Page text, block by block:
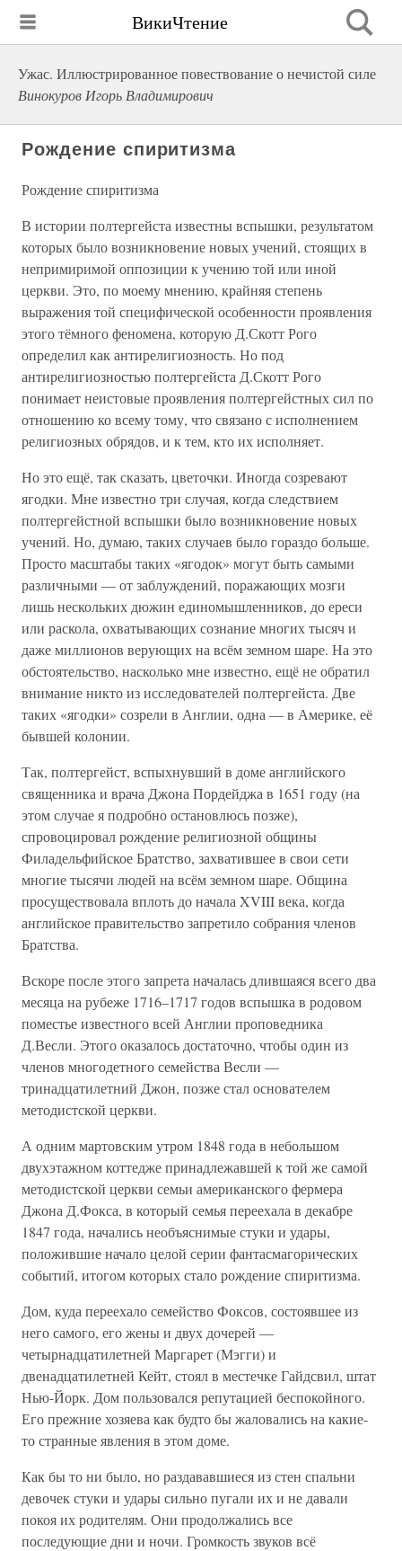
ВикиЧтение
Ужас. Иллюстрированное повествование о нечистой силе
Винокуров Игорь Владимирович
Рождение спиритизма
Рождение спиритизма
В истории полтергейста известны вспышки, результатом
которых было возникновение новых учений, стоящих в
непримиримой оппозиции к учению той или иной
церкви. Это, по моему мнению, крайняя степень
выражения той специфической особенности проявления
этого тёмного феномена, которую Д.Скотт Рого
определил как антирелигиозность. Но под
антирелигиозностью полтергейста Д.Скотт Рого
понимает неистовые проявления полтергейстных сил по
отношению ко всему тому, что связано с исполнением
религиозных обрядов, и к тем, кто их исполняет.
Но это ещё, так сказать, цветочки. Иногда созревают
ягодки. Мне известно три случая, когда следствием
полтергейстной вспышки было возникновение новых
учений. Но, думаю, таких случаев было гораздо больше.
Просто масштабы таких «ягодок» могут быть самыми
различными — от заблуждений, поражающих мозги
лишь нескольких дюжин единомышленников, до ереси
или раскола, охватывающих сознание многих тысяч и
даже миллионов верующих на всём земном шаре. На это
обстоятельство, насколько мне известно, ещё не обратил
внимание никто из исследователей полтергейста. Две
таких «ягодки» созрели в Англии, одна — в Америке, её
бывшей колонии.
Так, полтергейст, вспыхнувший в доме английского
священника и врача Джона Пордейджа в 1651 году (на
этом случае я подробно остановлюсь позже),
спровоцировал рождение религиозной общины
Филадельфийское Братство, захватившее в свои сети
многие тысячи людей на всём земном шаре. Община
просуществовала вплоть до начала XVIII века, когда
английское правительство запретило собрания членов
Братства.
Вскоре после этого запрета началась длившаяся всего два
месяца на рубеже 1716–1717 годов вспышка в родовом
поместье известного всей Англии проповедника
Д.Весли. Этого оказалось достаточно, чтобы один из
членов многодетного семейства Весли —
тринадцатилетний Джон, позже стал основателем
методистской церкви.
А одним мартовским утром 1848 года в небольшом
двухэтажном коттедже принадлежавшей к той же самой
методистской церкви семьи американского фермера
Джона Д.Фокса, в который семья переехала в декабре
1847 года, начались необъяснимые стуки и удары,
положившие начало целой серии фантасмагорических
событий, итогом которых стало рождение спиритизма.
Дом, куда переехало семейство Фоксов, состоявшее из
него самого, его жены и двух дочерей —
четырнадцатилетней Маргарет (Мэгги) и
двенадцатилетней Кейт, стоял в местечке Гайдсвил, штат
Нью-Йорк. Дом пользовался репутацией беспокойного.
Его прежние хозяева как будто бы жаловались на какие-
то странные явления в этом доме.
Как бы то ни было, но раздававшиеся из стен спальни
девочек стуки и удары сильно пугали их и не давали
покоя их родителям. Они продолжались все
последующие дни и ночи. Громкость звуков всё